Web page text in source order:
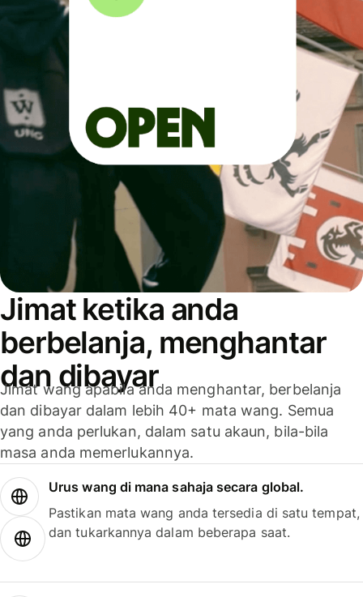
Jimat ketika anda
berbelanja, menghantar
dan dibayar
Jimat wang apabila anda menghantar, berbelanja
dan dibayar dalam lebih 40+ mata wang. Semua
yang anda perlukan, dalam satu akaun, bila-bila
masa anda memerlukannya.
Urus wang di mana sahaja secara global.
Pastikan mata wang anda tersedia di satu tempat,
dan tukarkannya dalam beberapa saat.